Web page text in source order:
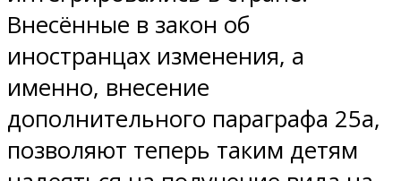
Внесённые в закон об
иностранцах изменения, а
именно, внесение
дополнительного параграфа 25а,
позволяют теперь таким детям